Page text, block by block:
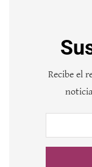
Recibe el